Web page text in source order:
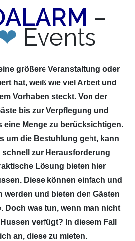
–
Events
größere Veranstaltung oder
hat, weiß wie viel Arbeit und
Vorhaben steckt. Von der
bis zur Verpflegung und
eine Menge zu berücksichtigen.
um die Bestuhlung geht, kann
schnell zur Herausforderung
Lösung bieten hier
Diese können einfach und
werden und bieten den Gästen
Doch was tun, wenn man nicht
verfügt? In diesem Fall
an, diese zu mieten.